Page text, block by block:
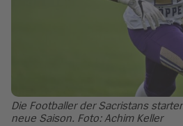
Die Footballer der Sacristans
neue Saison. Foto: Achim Keller